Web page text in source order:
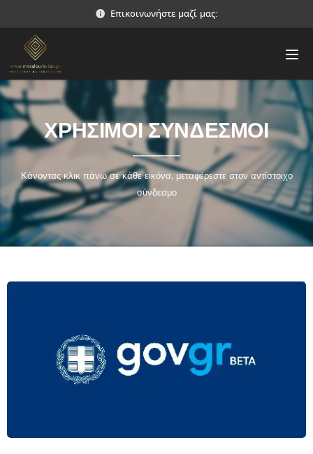
Επικοινωνήστε μαζί μας:
ΧΡΗΣΙΜΟΙ ΣΥΝΔΕΣΜΟΙ
Κάνοντας κλικ πάνω σε κάθε εικόνα, μεταφέρεστε στον αντίστοιχο
σύνδεσμο